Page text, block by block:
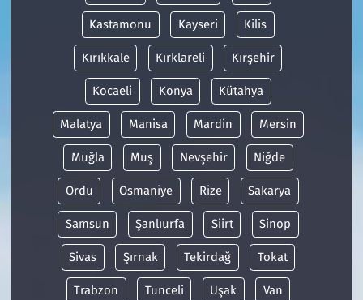
Kastamonu Kayseri Kilis
Kırıkkale Kırklareli Kırşehir
Kocaeli Konya Kütahya
Malatya Manisa Mardin Mersin
Muğla Muş Nevşehir Niğde
Ordu Osmaniye Rize Sakarya
Samsun Şanlıurfa Siirt Sinop
Sivas Şırnak Tekirdağ Tokat
Trabzon Tunceli Uşak Van